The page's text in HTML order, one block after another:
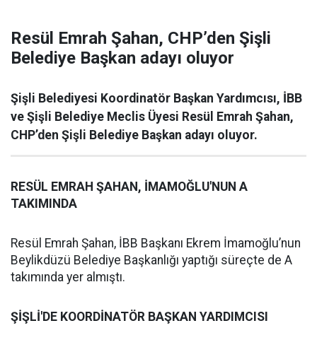
Resül Emrah Şahan, CHP’den Şişli
Belediye Başkan adayı oluyor
Şişli Belediyesi Koordinatör Başkan Yardımcısı, İBB
ve Şişli Belediye Meclis Üyesi Resül Emrah Şahan,
CHP’den Şişli Belediye Başkan adayı oluyor.
RESÜL EMRAH ŞAHAN, İMAMOĞLU'NUN A
TAKIMINDA
Resül Emrah Şahan, İBB Başkanı Ekrem İmamoğlu’nun
Beylikdüzü Belediye Başkanlığı yaptığı süreçte de A
takımında yer almıştı.
ŞİŞLİ'DE KOORDİNATÖR BAŞKAN YARDIMCISI